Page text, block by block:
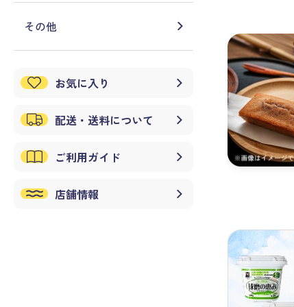
その他
お気に入り
配送・送料について
ご利用ガイド
店舗情報